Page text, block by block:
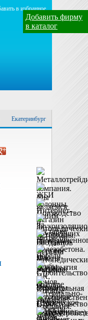
в избранное
Екатеринбург
Добавить фирму
в каталог